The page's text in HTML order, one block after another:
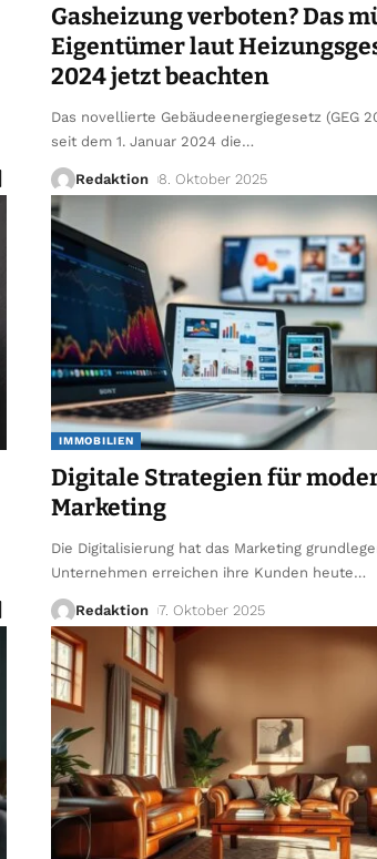
Gasheizung verboten? Das
Eigentümer laut
2024 jetzt beachten
Das novellierte Gebäudeenergiegesetz (GEG
seit dem 1. Januar 2024 die…
Redaktion 8. Oktober 2025
IMMOBILIEN
Digitale Strategien für
Marketing
Die Digitalisierung hat das Marketing
Unternehmen erreichen ihre Kunden heute…
Redaktion 7. Oktober 2025